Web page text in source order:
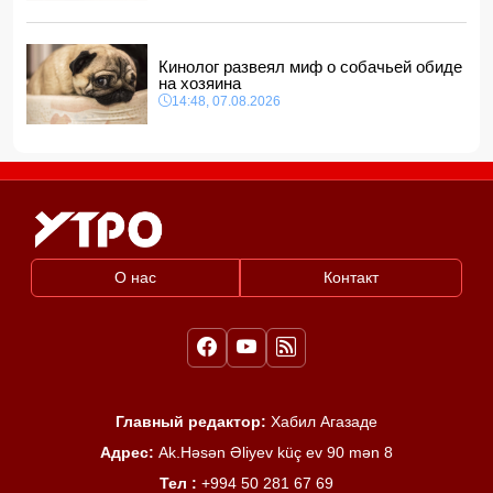
Кинолог развеял миф о собачьей обиде
на хозяина
14:48, 07.08.2026
О нас Контакт
Главный редактор: Хабил Агазаде
Адрес: Ak.Həsən Əliyev küç ev 90 mən 8
Тел : +994 50 281 67 69